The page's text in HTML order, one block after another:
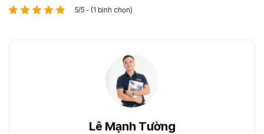
5/5 - (1 bình chọn)
Lê Mạnh Tường